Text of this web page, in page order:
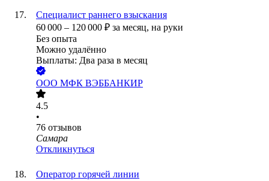
Специалист раннего взыскания
60 000 – 120 000 ₽ за месяц, на руки
Без опыта
Можно удалённо
Выплаты: Два раза в месяц
ООО МФК ВЭББАНКИР
4.5
•
76 отзывов
Самара
Откликнуться
Оператор горячей линии